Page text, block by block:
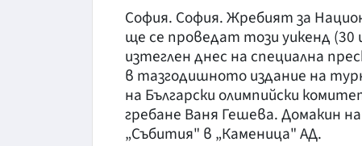
София. София. Жребият за
ще се проведат този уикенд (30
изтеглен днес на специална
в тазгодишното издание на
на Български олимпийски
гребане Ваня Гешева. Домакин
„Събития" в „Каменица" АД.